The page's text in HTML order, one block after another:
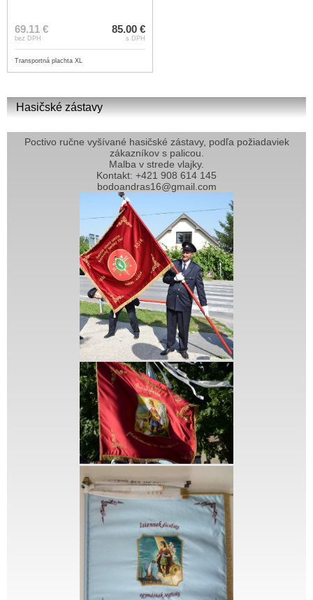
Hasičské zástavy
Poctivo ručne vyšívané hasičské zástavy, podľa požiadaviek
zákazníkov s palicou.
Malba v strede vlajky.
Kontakt: +421 908 614 145
bodoandras16@gmail.com
69.11 €
bez DPH
85.00 €
s DPH
Transportná plachta XL